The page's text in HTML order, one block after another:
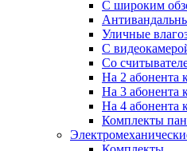
С широким
Уличные
С
Со
На 2 абонента
На 3 абонента
На 4 абонента
Комплекты